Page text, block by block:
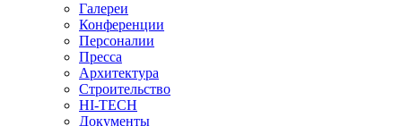
Галереи
Конференции
Персоналии
Пресса
Архитектура
Строительство
HI-TECH
Документы